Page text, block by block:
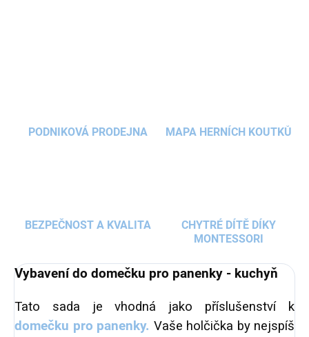
PODNIKOVÁ PRODEJNA MAPA HERNÍCH KOUTKŮ
BEZPEČNOST A KVALITA
CHYTRÉ DÍTĚ DÍKY
MONTESSORI
Vybavení do domečku pro panenky - kuchyň
Tato sada je vhodná jako příslušenství k
domečku pro panenky. Vaše holčička by nejspíš